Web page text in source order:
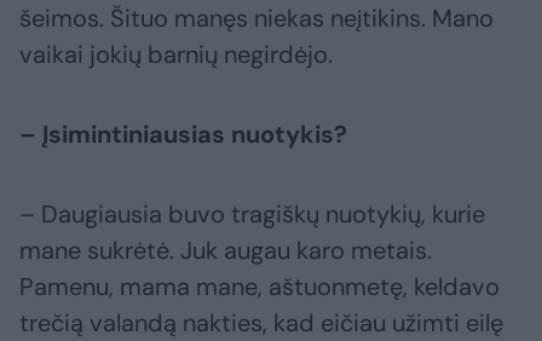
šeimos. Šituo manęs niekas neįtikins. Mano
vaikai jokių barnių negirdėjo.
– Įsimintiniausias nuotykis?
– Daugiausia buvo tragiškų nuotykių, kurie
mane sukrėtė. Juk augau karo metais.
Pamenu, mama mane, aštuonmetę, keldavo
trečią valandą nakties, kad eičiau užimti eilę